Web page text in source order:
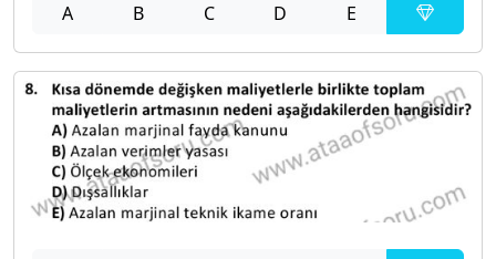
A B C D E